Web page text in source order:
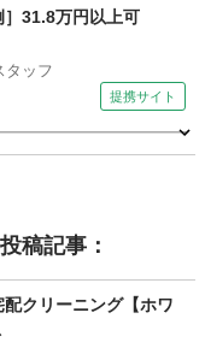
31.8万円以上可
タッフ
提携サイト
━━━━━━━━━━━━━━━━━ ◎
稿記事：
クリーニング【ホワ